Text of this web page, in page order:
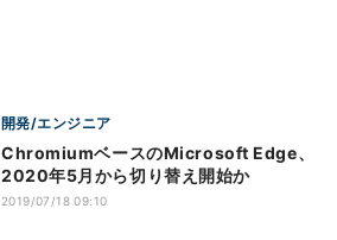
開発/エンジニア
ChromiumベースのMicrosoft Edge、
2020年5月から切り替え開始か
2019/07/18 09:10